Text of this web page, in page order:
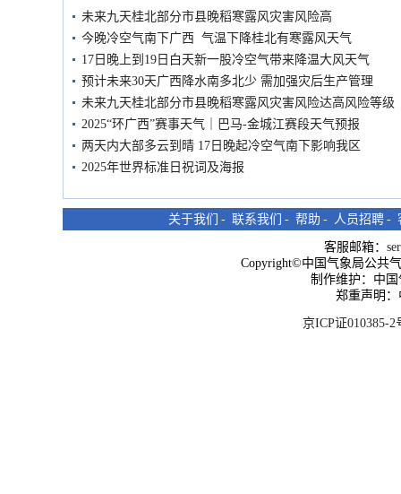
未来九天桂北部分市县晚稻寒露风灾害风险高
今晚冷空气南下广西 气温下降桂北有寒露风天气
17日晚上到19日白天新一股冷空气带来降温大风天气
预计未来30天广西降水南多北少 需加强灾后生产管理
未来九天桂北部分市县晚稻寒露风灾害风险达高风险等级
2025“环广西”赛事天气｜巴马-金城江赛段天气预报
两天内大部多云到晴 17日晚起冷空气南下影响我区
2025年世界标准日祝词及海报
关于我们 - 联系我们 - 帮助 - 人员招聘 -
客服邮箱：
Copyright©中国气象局公共
制作维护：中
郑重声明
京ICP证010385-2